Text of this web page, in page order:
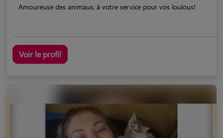
Amoureuse des animaux, à votre service pour vos loulous!
Voir le profil